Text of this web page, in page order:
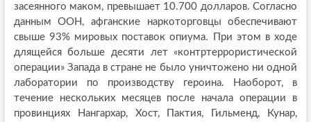
засеянного маком, превышает 10.700 долларов. Согласно
данным ООН, афганские наркоторговцы обеспечивают
свыше 93% мировых поставок опиума. При этом в ходе
длящейся больше десяти лет «контртеррористической
операции» Запада в стране не было уничтожено ни одной
лаборатории по производству героина. Наоборот, в
течение нескольких месяцев после начала операции в
провинциях Нангархар, Хост, Пактия, Гильменд, Кунар,